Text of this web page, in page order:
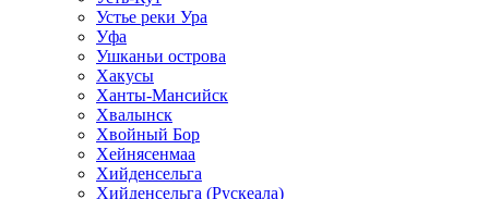
Устье реки Ура
Уфа
Ушканьи острова
Хакусы
Ханты-Мансийск
Хвалынск
Хвойный Бор
Хейнясенмаа
Хийденсельга
Хийденсельга (Рускеала)